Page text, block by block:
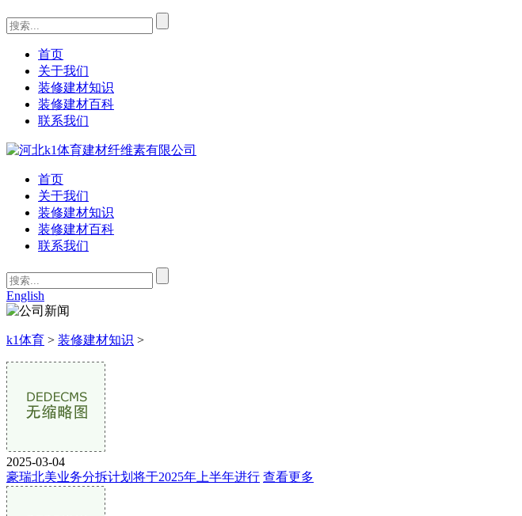
首页
关于我们
装修建材知识
装修建材百科
联系我们
首页
关于我们
装修建材知识
装修建材百科
联系我们
English
k1体育 > 装修建材知识 >
2025-03-04
豪瑞北美业务分拆计划将于2025年上半年进行 查看更多